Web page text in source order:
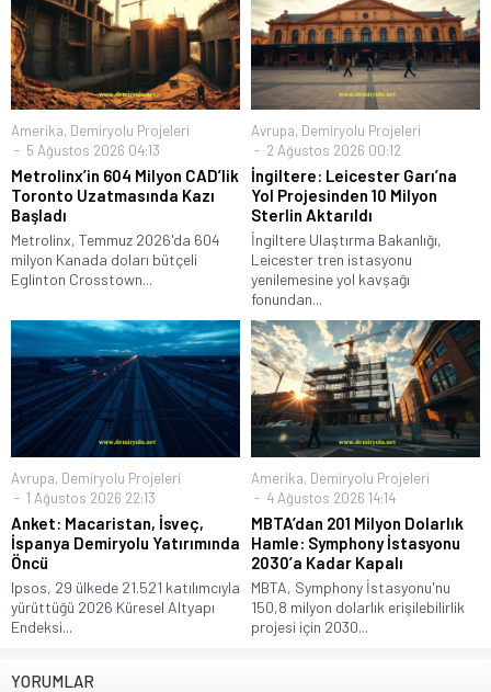
Amerika, Demiryolu Projeleri
5 Ağustos 2026 04:13
Metrolinx’in 604 Milyon CAD’lik
Toronto Uzatmasında Kazı
Başladı
Metrolinx, Temmuz 2026'da 604
milyon Kanada doları bütçeli
Eglinton Crosstown...
Avrupa, Demiryolu Projeleri
2 Ağustos 2026 00:12
İngiltere: Leicester Garı’na
Yol Projesinden 10 Milyon
Sterlin Aktarıldı
İngiltere Ulaştırma Bakanlığı,
Leicester tren istasyonu
yenilemesine yol kavşağı
fonundan...
Avrupa, Demiryolu Projeleri
1 Ağustos 2026 22:13
Anket: Macaristan, İsveç,
İspanya Demiryolu Yatırımında
Öncü
Ipsos, 29 ülkede 21.521 katılımcıyla
yürüttüğü 2026 Küresel Altyapı
Endeksi...
Amerika, Demiryolu Projeleri
4 Ağustos 2026 14:14
MBTA’dan 201 Milyon Dolarlık
Hamle: Symphony İstasyonu
2030’a Kadar Kapalı
MBTA, Symphony İstasyonu'nu
150,8 milyon dolarlık erişilebilirlik
projesi için 2030...
YORUMLAR